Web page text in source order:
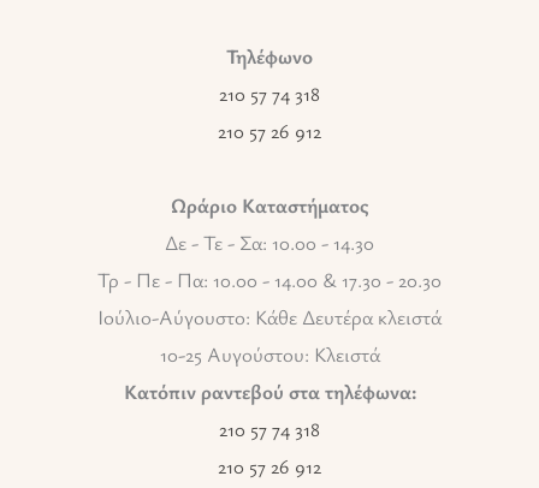
Τηλέφωνο
210 57 74 318
210 57 26 912
Ωράριο Καταστήματος
Δε - Τε - Σα: 10.00 - 14.30
Τρ - Πε - Πα: 10.00 - 14.00 & 17.30 - 20.30
Ιούλιο-Αύγουστο: Κάθε Δευτέρα κλειστά
10-25 Αυγούστου: Κλειστά
Κατόπιν ραντεβού στα τηλέφωνα:
210 57 74 318
210 57 26 912